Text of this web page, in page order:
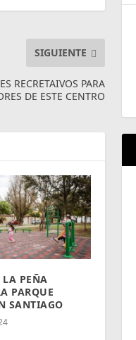
SIGUIENTE
RECRETAIVOS PARA
DE ESTE CENTRO
LA PEÑA
PARQUE
SANTIAGO